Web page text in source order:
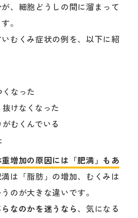
、細胞どうしの間に溜まって
。
むくみ症状の例を、以下に紹
なった
けなくなった
むくんでいる
増加の原因には「肥満」もあ
は「脂肪」の増加、むくみは
のが大きな違いです。
なのかを迷うなら、気になる